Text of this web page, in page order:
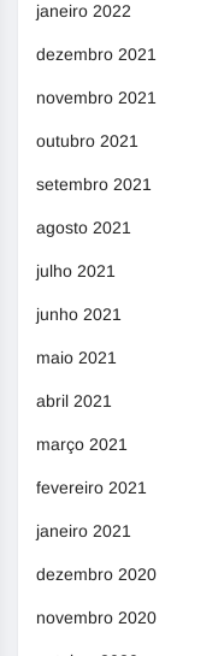
janeiro 2022
dezembro 2021
novembro 2021
outubro 2021
setembro 2021
agosto 2021
julho 2021
junho 2021
maio 2021
abril 2021
março 2021
fevereiro 2021
janeiro 2021
dezembro 2020
novembro 2020